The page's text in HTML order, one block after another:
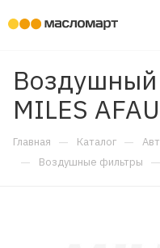
MILES
Главная — Каталог —
— Воздушные фильтры —